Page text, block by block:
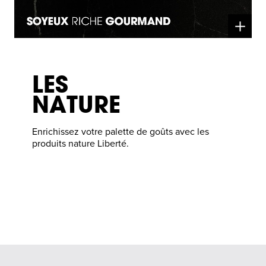
LES
NATURE
Enrichissez votre palette de goûts avec les
produits nature Liberté.